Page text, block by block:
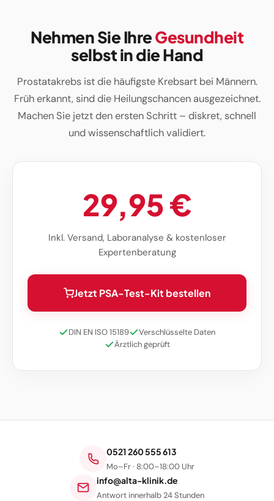
Nehmen Sie IhreGesundheit
selbst in die Hand
Prostatakrebs ist die häufigste Krebsart bei Männern.
Früh erkannt, sind die Heilungschancen ausgezeichnet.
Machen Sie jetzt den ersten Schritt – diskret, schnell
und wissenschaftlich validiert.
29,95 €
Inkl. Versand, Laboranalyse & kostenloser
Expertenberatung
Jetzt PSA-Test-Kit bestellen
DIN EN ISO 15189
Verschlüsselte Daten
Ärztlich geprüft
0521 260 555 613
Mo–Fr · 8:00–18:00 Uhr
info@alta-klinik.de
Antwort innerhalb 24 Stunden